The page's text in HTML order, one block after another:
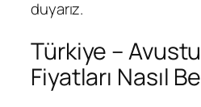
duyarız.
Türkiye –
Fiyatları Nasıl